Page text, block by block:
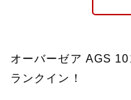
オーバーゼア AGS
ランクイン！